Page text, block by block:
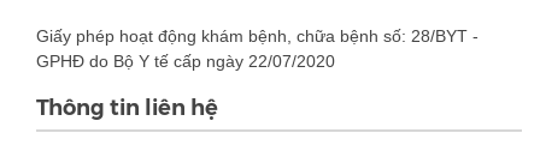
Giấy phép hoạt động khám bệnh, chữa bệnh số: 28/BYT -
GPHĐ do Bộ Y tế cấp ngày 22/07/2020
Thông tin liên hệ